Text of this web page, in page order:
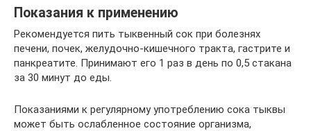
Показания к применению
Рекомендуется пить тыквенный сок при болезнях
печени, почек, желудочно-кишечного тракта, гастрите и
панкреатите. Принимают его 1 раз в день по 0,5 стакана
за 30 минут до еды.
Показаниями к регулярному употреблению сока тыквы
может быть ослабленное состояние организма,